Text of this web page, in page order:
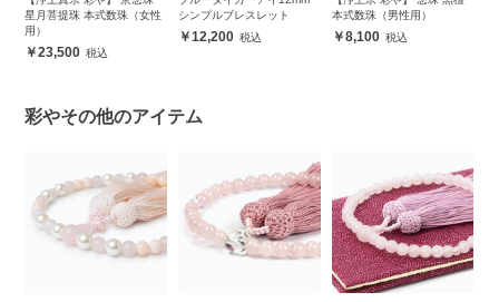
星月菩提珠 本式数珠（女性
用）
23,500
シンプルブレスレット
12,200
本式数珠（男性用）
8,100
彩やその他のアイテム